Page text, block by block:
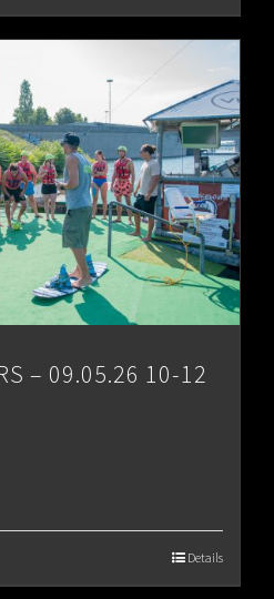
– 09.05.26 10-12
Details